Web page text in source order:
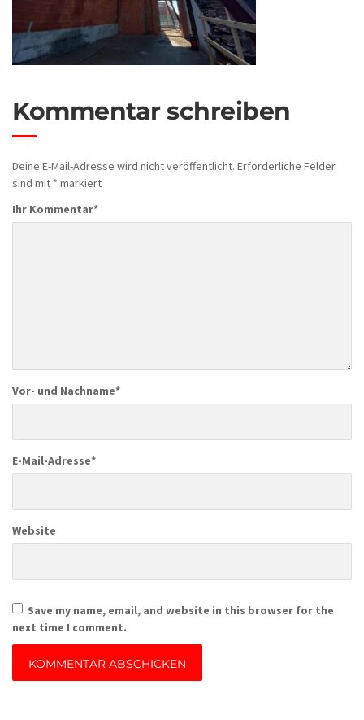
Kommentar schreiben
Deine E-Mail-Adresse wird nicht veröffentlicht. Erforderliche Felder
sind mit * markiert
Ihr Kommentar*
Vor- und Nachname*
E-Mail-Adresse*
Website
Save my name, email, and website in this browser for the
next time I comment.